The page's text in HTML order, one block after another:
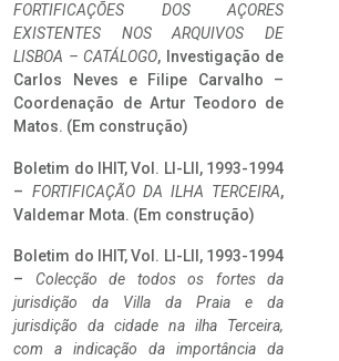
FORTIFICAÇÕES DOS AÇORES
EXISTENTES NOS ARQUIVOS DE
LISBOA – CATÁLOGO, Investigação de
Carlos Neves e Filipe Carvalho –
Coordenação de Artur Teodoro de
Matos. (Em construção)
Boletim do IHIT, Vol. LI-LII, 1993-1994
– FORTIFICAÇÃO DA ILHA TERCEIRA,
Valdemar Mota. (Em construção)
Boletim do IHIT, Vol. LI-LII, 1993-1994
– Colecção de todos os fortes da
jurisdição da Villa da Praia e da
jurisdição da cidade na ilha Terceira,
com a indicação da importância da